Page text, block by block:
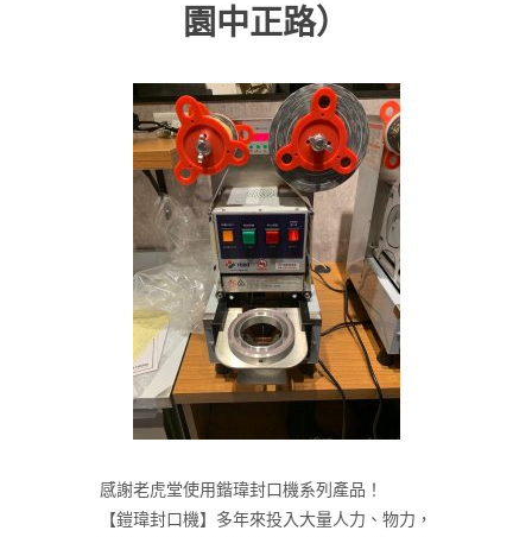
園中正路）
感謝老虎堂使用鍇瑋封口機系列產品！
【鎧瑋封口機】多年來投入大量人力、物力，